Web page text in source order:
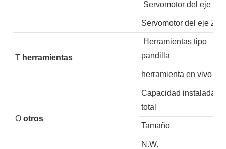
Servomotor del eje X
Servomotor del eje Z
T herramientas
Herramientas tipo
pandilla
herramienta en vivo
O otros
Capacidad instalada
total
Tamaño
N.W.